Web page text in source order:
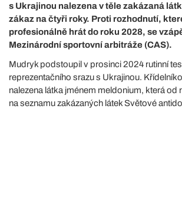
s Ukrajinou nalezena v těle zakázaná
zákaz na čtyři roky. Proti rozhodnutí,
profesionálně hrát do roku 2028, se
Mezinárodní sportovní arbitráže (CAS).
Mudryk podstoupil v prosinci 2024 rutinní
reprezentačního srazu s Ukrajinou.
nalezena látka jménem meldonium, která od
na seznamu zakázaných látek Světové